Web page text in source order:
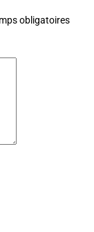
obligatoires